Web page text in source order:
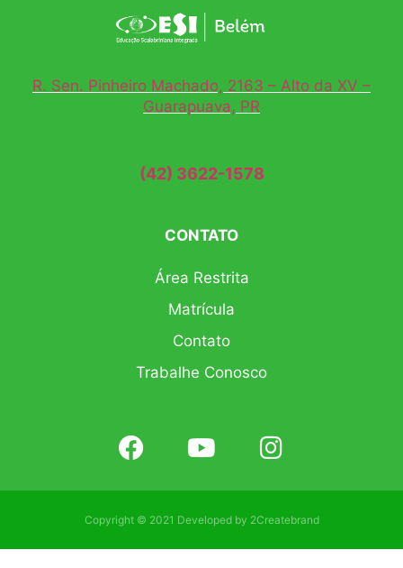
R. Sen. Pinheiro Machado, 2163 – Alto da XV –
Guarapuava, PR
(42) 3622-1578
CONTATO
Área Restrita
Matrícula
Contato
Trabalhe Conosco
Copyright © 2021 Developed by 2Createbrand